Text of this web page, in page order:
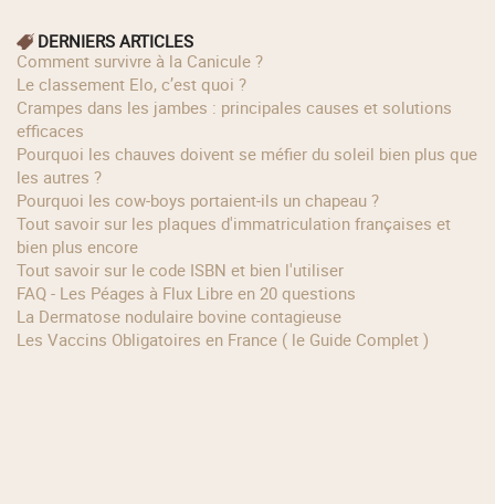
DERNIERS ARTICLES
Comment survivre à la Canicule ?
Le classement Elo, c’est quoi ?
Crampes dans les jambes : principales causes et solutions
efficaces
Pourquoi les chauves doivent se méfier du soleil bien plus que
les autres ?
Pourquoi les cow‑boys portaient‑ils un chapeau ?
Tout savoir sur les plaques d'immatriculation françaises et
bien plus encore
Tout savoir sur le code ISBN et bien l'utiliser
FAQ - Les Péages à Flux Libre en 20 questions
La Dermatose nodulaire bovine contagieuse
Les Vaccins Obligatoires en France ( le Guide Complet )